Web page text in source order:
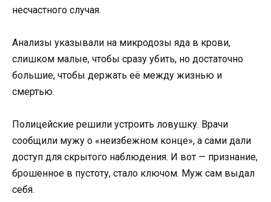
несчастного случая.
Анализы указывали на микродозы яда в крови,
слишком малые, чтобы сразу убить, но достаточно
большие, чтобы держать её между жизнью и
смертью.
Полицейские решили устроить ловушку. Врачи
сообщили мужу о «неизбежном конце», а сами дали
доступ для скрытого наблюдения. И вот — признание,
брошенное в пустоту, стало ключом. Муж сам выдал
себя.